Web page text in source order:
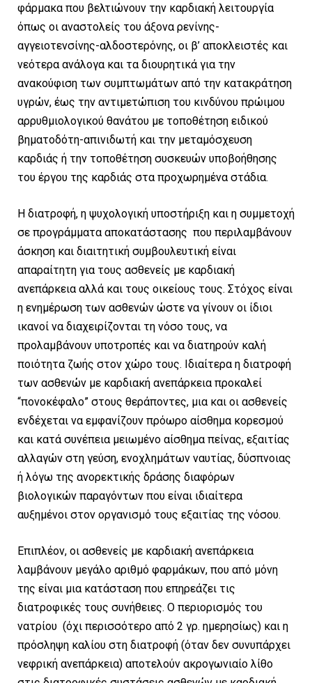
φάρμακα που βελτιώνουν την καρδιακή λειτουργία
όπως οι αναστολείς του άξονα ρενίνης-
αγγειοτενσίνης-αλδοστερόνης, οι β’ αποκλειστές και
νεότερα ανάλογα και τα διουρητικά για την
ανακούφιση των συμπτωμάτων από την κατακράτηση
υγρών, έως την αντιμετώπιση του κινδύνου πρώιμου
αρρυθμιολογικού θανάτου με τοποθέτηση ειδικού
βηματοδότη-απινιδωτή και την μεταμόσχευση
καρδιάς ή την τοποθέτηση συσκευών υποβοήθησης
του έργου της καρδιάς στα προχωρημένα στάδια.
Η διατροφή, η ψυχολογική υποστήριξη και η συμμετοχή
σε προγράμματα αποκατάστασης που περιλαμβάνουν
άσκηση και διαιτητική συμβουλευτική είναι
απαραίτητη για τους ασθενείς με καρδιακή
ανεπάρκεια αλλά και τους οικείους τους. Στόχος είναι
η ενημέρωση των ασθενών ώστε να γίνουν οι ίδιοι
ικανοί να διαχειρίζονται τη νόσο τους, να
προλαμβάνουν υποτροπές και να διατηρούν καλή
ποιότητα ζωής στον χώρο τους. Ιδιαίτερα η διατροφή
των ασθενών με καρδιακή ανεπάρκεια προκαλεί
“πονοκέφαλο” στους θεράποντες, μια και οι ασθενείς
ενδέχεται να εμφανίζουν πρόωρο αίσθημα κορεσμού
και κατά συνέπεια μειωμένο αίσθημα πείνας, εξαιτίας
αλλαγών στη γεύση, ενοχλημάτων ναυτίας, δύσπνοιας
ή λόγω της ανορεκτικής δράσης διαφόρων
βιολογικών παραγόντων που είναι ιδιαίτερα
αυξημένοι στον οργανισμό τους εξαιτίας της νόσου.
Επιπλέον, οι ασθενείς με καρδιακή ανεπάρκεια
λαμβάνουν μεγάλο αριθμό φαρμάκων, που από μόνη
της είναι μια κατάσταση που επηρεάζει τις
διατροφικές τους συνήθειες. Ο περιορισμός του
νατρίου (όχι περισσότερο από 2 γρ. ημερησίως) και η
πρόσληψη καλίου στη διατροφή (όταν δεν συνυπάρχει
νεφρική ανεπάρκεια) αποτελούν ακρογωνιαίο λίθο